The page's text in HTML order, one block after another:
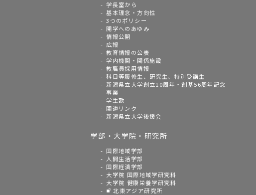
学長室から
基本理念・方向性
3つのポリシー
開学へのあゆみ
情報公開
広報
教育情報の公表
学内機関・関係施設
教職員採用情報
科目等履修生、研究生、特別受講生
新潟県立大学創立10周年・創基56周年記念
事業
学生歌
関連リンク
新潟県立大学後援会
学部・大学院・研究所
国際地域学部
人間生活学部
国際経済学部
大学院 国際地域学研究科
大学院 健康栄養学研究科
北東アジア研究所